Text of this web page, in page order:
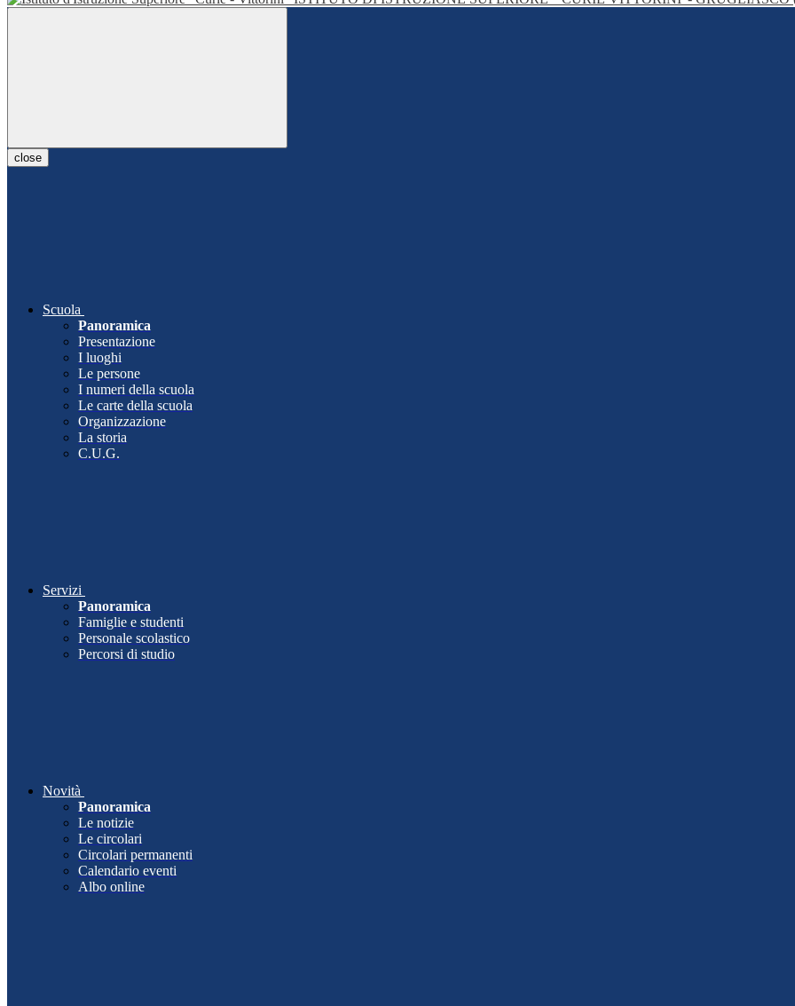
close
Scuola
Panoramica
Presentazione
I luoghi
Le persone
I numeri della scuola
Le carte della scuola
Organizzazione
La storia
C.U.G.
Servizi
Panoramica
Famiglie e studenti
Personale scolastico
Percorsi di studio
Novità
Panoramica
Le notizie
Le circolari
Circolari permanenti
Calendario eventi
Albo online